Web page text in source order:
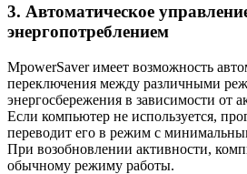
3. Автоматическое
энергопотреблением
MpowerSaver имеет возможность
переключения между различными
энергосбережения в зависимости от
Если компьютер не используется,
переводит его в режим с
При возобновлении активности,
обычному режиму работы.